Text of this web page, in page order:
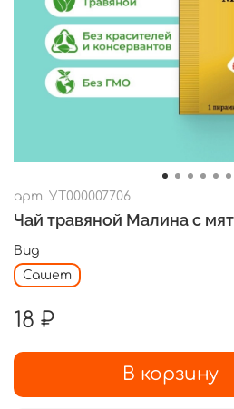
арт. УТ000007706
Чай травяной Малина с
Вид
Сашет
18 ₽
В корзину